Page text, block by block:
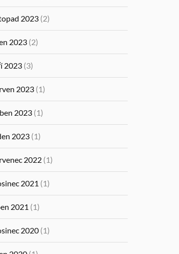
2023 (2)
2023 (2)
2023 (3)
2023 (1)
2023 (1)
2023 (1)
2022 (1)
2021 (1)
2021 (1)
2020 (1)